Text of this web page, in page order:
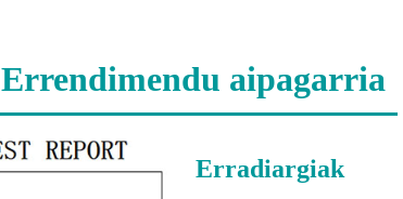
Errendimendu aipagarria
Erradiargiak